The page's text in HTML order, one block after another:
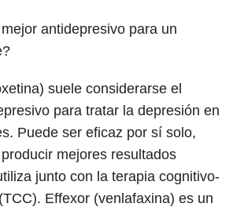
antidepresivo para un
suele considerarse el
para tratar la depresión en
Puede ser eficaz por sí solo,
mejores resultados
junto con la terapia cognitivo-
Effexor (venlafaxina) es un